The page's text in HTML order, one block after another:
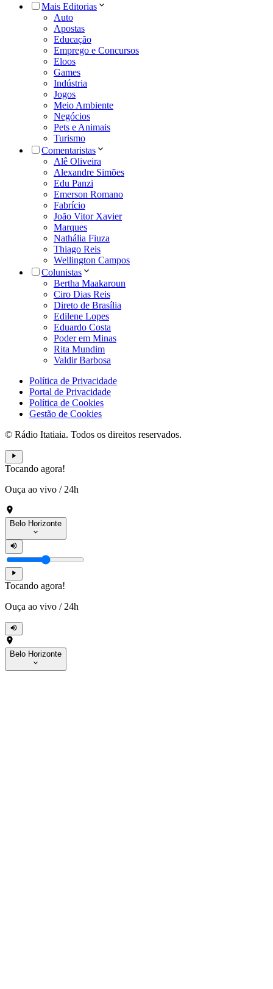
Mais Editorias
Auto
Apostas
Educação
Emprego e Concursos
Eloos
Games
Indústria
Jogos
Meio Ambiente
Negócios
Pets e Animais
Turismo
Comentaristas
Alê Oliveira
Alexandre Simões
Edu Panzi
Emerson Romano
Fabrício
João Vitor Xavier
Marques
Nathália Fiuza
Thiago Reis
Wellington Campos
Colunistas
Bertha Maakaroun
Ciro Dias Reis
Direto de Brasília
Edilene Lopes
Eduardo Costa
Poder em Minas
Rita Mundim
Valdir Barbosa
Política de Privacidade
Portal de Privacidade
Política de Cookies
Gestão de Cookies
© Rádio Itatiaia. Todos os direitos reservados.
Tocando agora!
Ouça ao vivo / 24h
Belo Horizonte
Tocando agora!
Ouça ao vivo / 24h
Belo Horizonte